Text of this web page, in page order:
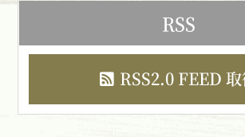
RSS
RSS2.0 FEED